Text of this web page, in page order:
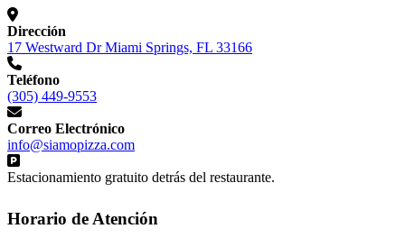
Dirección
17 Westward Dr Miami Springs, FL 33166
Teléfono
(305) 449-9553
Correo Electrónico
info@siamopizza.com
Estacionamiento gratuito detrás del restaurante.
Horario de Atención